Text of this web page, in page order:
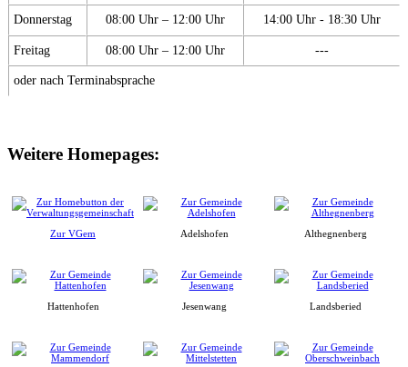
Donnerstag 08:00 Uhr – 12:00 Uhr 14:00 Uhr - 18:30 Uhr
Freitag 08:00 Uhr – 12:00 Uhr ---
oder nach Terminabsprache
Weitere Homepages:
Zur VGem Adelshofen Althegnenberg
Hattenhofen Jesenwang Landsberied